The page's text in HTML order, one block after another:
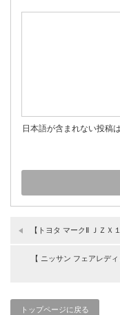
日本語が含まれない投稿
【トヨタ マークⅡ ＪＺＸ
【 ニッサン フェアレデ
トップページに戻る